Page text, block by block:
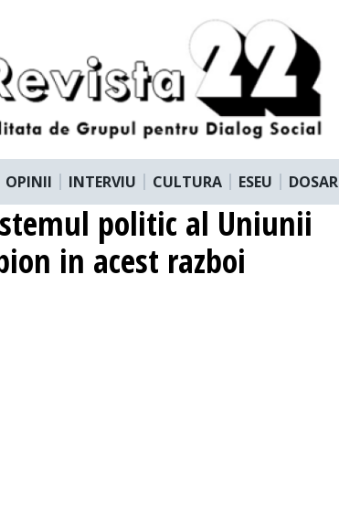
OPINII INTERVIU CULTURA ESEU DOSAR
politic al Uniunii
in acest razboi